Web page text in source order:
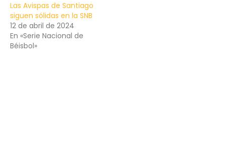
Las Avispas de Santiago
siguen sólidas en la SNB
12 de abril de 2024
En «Serie Nacional de
Béisbol»